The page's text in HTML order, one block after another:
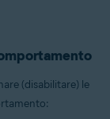
(disabilitare) le